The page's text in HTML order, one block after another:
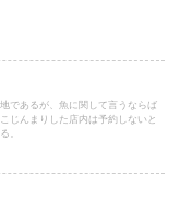
であるが、魚に関して言うならば
じんまりした店内は予約しないと
。